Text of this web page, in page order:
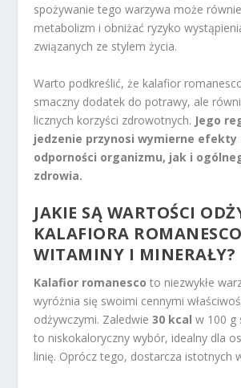
spożywanie tego warzywa może
metabolizm i obniżać ryzyko
związanych ze stylem życia.
Warto podkreślić, że kalafior
smaczny dodatek do potrawy, ale
licznych korzyści zdrowotnych. Jego
jedzenie przynosi wymierne efekty
odporności organizmu, jak i
zdrowia.
JAKIE SĄ WARTOŚCI
KALAFIORA
WITAMINY I MINERAŁY?
Kalafior romanesco to niezwykłe
wyróżnia się swoimi cennymi
odżywczymi. Zaledwie30 kcal w 100 g
to niskokaloryczny wybór, idealny dla
linię. Oprócz tego, dostarcza istotnych